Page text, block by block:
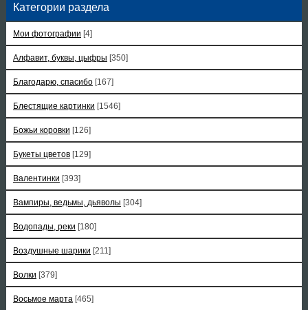
Категории раздела
Мои фотографии [4]
Алфавит, буквы, цыфры [350]
Благодарю, спасибо [167]
Блестящие картинки [1546]
Божьи коровки [126]
Букеты цветов [129]
Валентинки [393]
Вампиры, ведьмы, дьяволы [304]
Водопады, реки [180]
Воздушные шарики [211]
Волки [379]
Восьмое марта [465]